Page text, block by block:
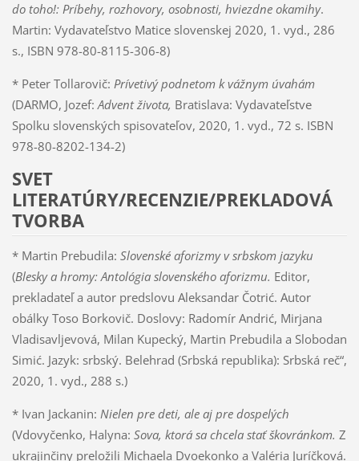
do toho!: Príbehy, rozhovory, osobnosti, hviezdne okamihy.
Martin: Vydavateľstvo Matice slovenskej 2020, 1. vyd., 286
s., ISBN 978-80-8115-306-8)
* Peter Tollarovič: Prívetivý podnetom k vážnym úvahám
(DARMO, Jozef:Advent života, Bratislava: Vydavateľstve
Spolku slovenských spisovateľov, 2020, 1. vyd., 72 s. ISBN
978-80-8202-134-2)
SVET
LITERATÚRY/RECENZIE/PREKLADOVÁ
TVORBA
* Martin Prebudila: Slovenské aforizmy v srbskom jazyku
(Blesky a hromy: Antológia slovenského aforizmu. Editor,
prekladateľ a autor predslovu Aleksandar Čotrić. Autor
obálky Toso Borkovič. Doslovy: Radomír Andrić, Mirjana
Vladisavljevová, Milan Kupecký, Martin Prebudila a Slobodan
Simić. Jazyk: srbský. Belehrad (Srbská republika): Srbská reč“,
2020, 1. vyd., 288 s.)
* Ivan Jackanin: Nielen pre deti, ale aj pre dospelých
(Vdovyčenko, Halyna: Sova, ktorá sa chcela stať škovránkom. Z
ukrajinčiny preložili Michaela Dvoekonko a Valéria Juríčková.